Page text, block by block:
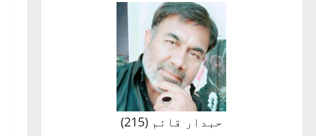
حبدار قائم(
215
)